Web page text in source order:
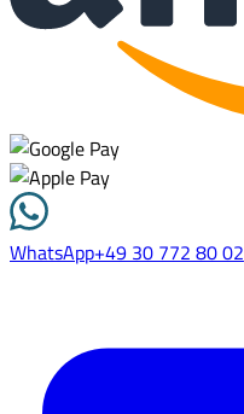
WhatsApp+49 30 772 80 02